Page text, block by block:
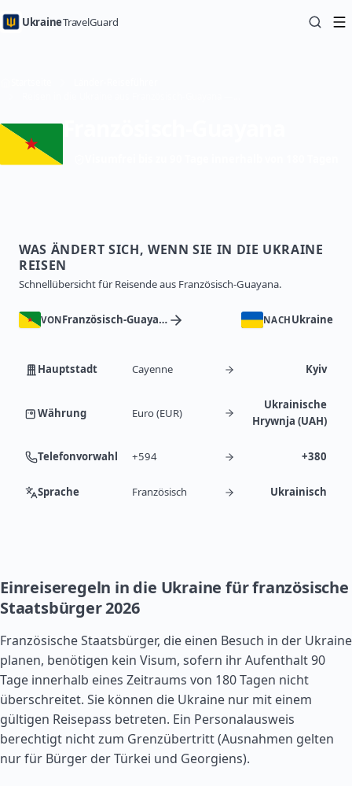
UkraineTravelGuard
WAS ÄNDERT SICH, WENN SIE IN DIE UKRAINE
REISEN
Schnellübersicht für Reisende aus Französisch-Guayana.
VON Französisch-Guayana NACH Ukraine
Hauptstadt Cayenne Kyiv
Währung Euro (EUR)
Ukrainische
Hrywnja (UAH)
Telefonvorwahl +594 +380
Sprache Französisch Ukrainisch
Einreiseregeln in die Ukraine für französische
Staatsbürger 2026
Französische Staatsbürger, die einen Besuch in der Ukraine
planen, benötigen kein Visum, sofern ihr Aufenthalt 90
Tage innerhalb eines Zeitraums von 180 Tagen nicht
überschreitet. Sie können die Ukraine nur mit einem
gültigen Reisepass betreten. Ein Personalausweis
berechtigt nicht zum Grenzübertritt (Ausnahmen gelten
nur für Bürger derTürkei und Georgiens).